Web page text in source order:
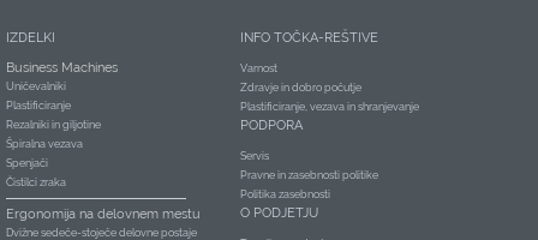
IZDELKI
Business Machines
Uničevalniki
Plastificiranje
Rezalniki in giljotine
Špiralna vezava
Spenjači
Čistilci zraka
Ergonomija na delovnem mestu
Dvižne sedeče-stoječe delovne postaje
INFO TOČKA-REŠTIVE
Varnost
Zdravje in dobro počutje
Plastificiranje, vezava in shranjevanje
PODPORA
Servis
Pravne in zasebnosti politike
Politika zasebnosti
O PODJETJU